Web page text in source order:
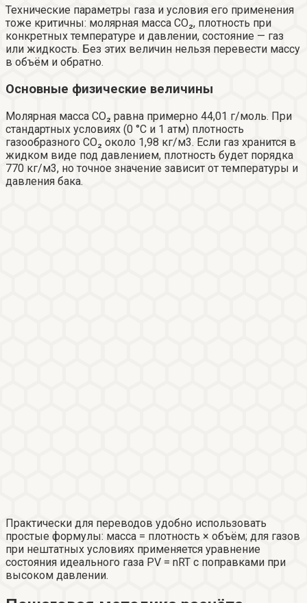
Технические параметры газа и условия его применения
тоже критичны: молярная масса CO₂, плотность при
конкретных температуре и давлении, состояние — газ
или жидкость. Без этих величин нельзя перевести массу
в объём и обратно.
Основные физические величины
Молярная масса CO₂ равна примерно 44,01 г/моль. При
стандартных условиях (0 °C и 1 атм) плотность
газообразного CO₂ около 1,98 кг/м3. Если газ хранится в
жидком виде под давлением, плотность будет порядка
770 кг/м3, но точное значение зависит от температуры и
давления бака.
Практически для переводов удобно использовать
простые формулы: масса = плотность × объём; для газов
при нештатных условиях применяется уравнение
состояния идеального газа PV = nRT с поправками при
высоком давлении.